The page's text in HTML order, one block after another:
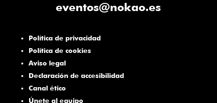
eventos@nokao.es
Política de privacidad
Política de cookies
Aviso legal
Declaración de accesibilidad
Canal ético
Únete al equipo